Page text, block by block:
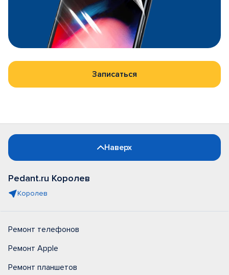
Записаться
Наверх
Pedant.ru Королев
Королев
Ремонт телефонов
Ремонт Apple
Ремонт планшетов